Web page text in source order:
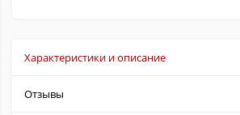
Характеристики и описание
Отзывы